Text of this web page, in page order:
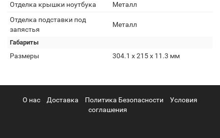
Отделка крышки ноутбука
Металл
Отделка подставки под
запястья
Металл
Габариты
Размеры 304.1 х 215 х 11.3 мм
О нас Доставка Политика Безопасности
Условия
соглашения